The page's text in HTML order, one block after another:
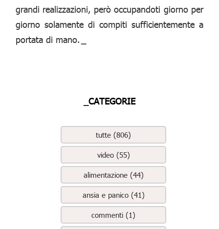
grandi realizzazioni, però occupandoti giorno per
giorno solamente di compiti sufficientemente a
portata di mano.
_CATEGORIE
tutte (806)
video (55)
alimentazione (44)
ansia e panico (41)
commenti (1)